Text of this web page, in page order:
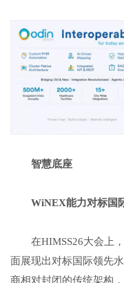
智慧底座
WiNEX能力对标国
在HIMSS26大会上
面展现出对标国际领先
商相对封闭的传统架构